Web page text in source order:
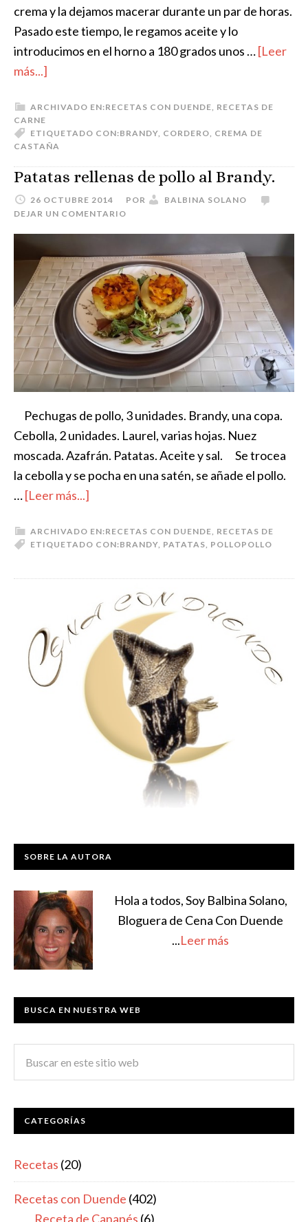
crema y la dejamos macerar durante un par de horas.
Pasado este tiempo, le regamos aceite y lo
introducimos en el horno a 180 grados unos …[Leer
más...]
ARCHIVADO EN:RECETAS CON DUENDE RECETAS DE
CARNE
ETIQUETADO CON:BRANDY CORDERO CREMA DE
CASTAÑA
Patatas rellenas de pollo al Brandy.
26 OCTUBRE 2014 POR
BALBINA SOLANO
DEJAR UN COMENTARIO
Pechugas de pollo, 3 unidades. Brandy, una copa.
Cebolla, 2 unidades. Laurel, varias hojas. Nuez
moscada. Azafrán. Patatas. Aceite y sal. Se trocea
la cebolla y se pocha en una satén, se añade el pollo.
…[Leer más...]
ARCHIVADO EN:RECETAS CON DUENDE RECETAS DE
POLLO
ETIQUETADO CON:BRANDY PATATAS POLLO
SOBRE LA AUTORA
Hola a todos, Soy Balbina Solano,
Bloguera de Cena Con Duende
...Leer más
BUSCA EN NUESTRA WEB
CATEGORÍAS
Recetas (20)
Recetas con Duende (402)
Receta de Canapés (6)